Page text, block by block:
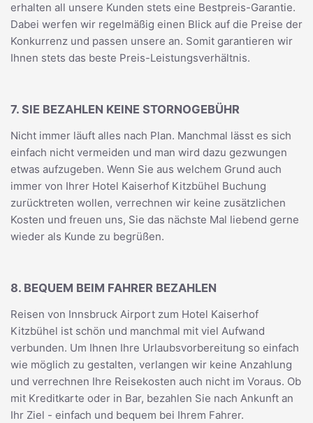
erhalten all unsere Kunden stets eine Bestpreis-Garantie.
Dabei werfen wir regelmäßig einen Blick auf die Preise der
Konkurrenz und passen unsere an. Somit garantieren wir
Ihnen stets das beste Preis-Leistungsverhältnis.
7. SIE BEZAHLEN KEINE STORNOGEBÜHR
Nicht immer läuft alles nach Plan. Manchmal lässt es sich
einfach nicht vermeiden und man wird dazu gezwungen
etwas aufzugeben. Wenn Sie aus welchem Grund auch
immer von Ihrer Hotel Kaiserhof Kitzbühel Buchung
zurücktreten wollen, verrechnen wir keine zusätzlichen
Kosten und freuen uns, Sie das nächste Mal liebend gerne
wieder als Kunde zu begrüßen.
8. BEQUEM BEIM FAHRER BEZAHLEN
Reisen von Innsbruck Airport zum Hotel Kaiserhof
Kitzbühel ist schön und manchmal mit viel Aufwand
verbunden. Um Ihnen Ihre Urlaubsvorbereitung so einfach
wie möglich zu gestalten, verlangen wir keine Anzahlung
und verrechnen Ihre Reisekosten auch nicht im Voraus. Ob
mit Kreditkarte oder in Bar, bezahlen Sie nach Ankunft an
Ihr Ziel - einfach und bequem bei Ihrem Fahrer.